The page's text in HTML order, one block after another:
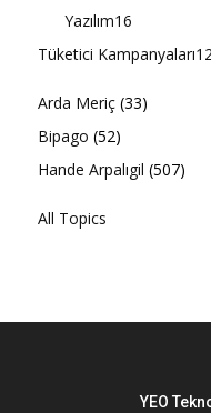
Yazılım16
Tüketici Kampanyaları
Arda Meriç (33)
Bipago (52)
Hande Arpalıgil (507)
All Topics
YEO